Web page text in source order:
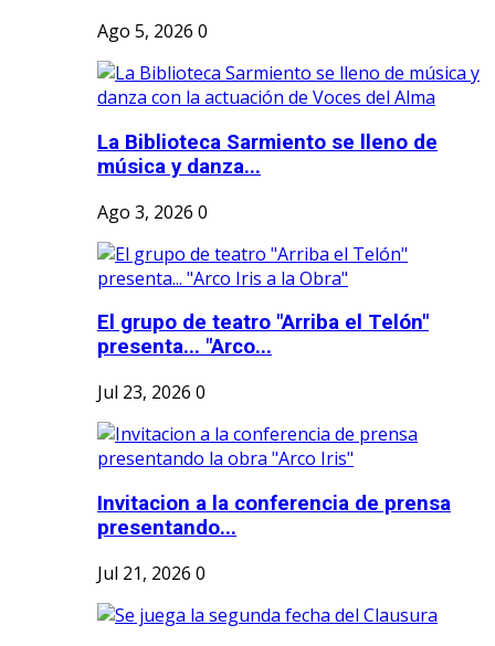
Ago 5, 2026 0
La Biblioteca Sarmiento se lleno de
música y danza...
Ago 3, 2026 0
El grupo de teatro "Arriba el Telón"
presenta... "Arco...
Jul 23, 2026 0
Invitacion a la conferencia de prensa
presentando...
Jul 21, 2026 0